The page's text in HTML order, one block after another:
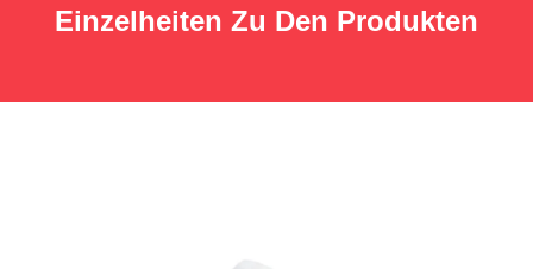
Einzelheiten Zu Den Produkten